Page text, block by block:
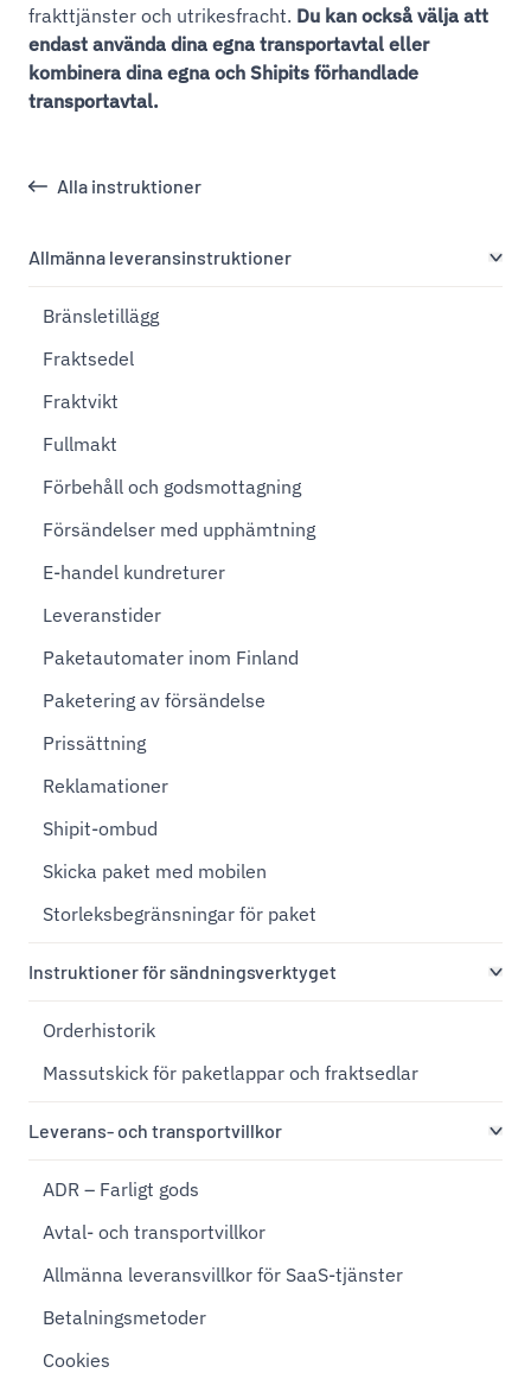
Alla instruktioner
Allmänna leveransinstruktioner
Bränsletillägg
Fraktsedel
Fraktvikt
Fullmakt
Förbehåll och godsmottagning
Försändelser med upphämtning
E-handel kundreturer
Leveranstider
Paketautomater inom Finland
Paketering av försändelse
Prissättning
Reklamationer
Shipit-ombud
Skicka paket med mobilen
Storleksbegränsningar för paket
Instruktioner för sändningsverktyget
Orderhistorik
Massutskick för paketlappar och fraktsedlar
Leverans- och transportvillkor
ADR – Farligt gods
Avtal- och transportvillkor
Allmänna leveransvillkor för SaaS-tjänster
Betalningsmetoder
Cookies
frakttjänster och utrikesfracht. Du kan också välja att
endast använda dina egna transportavtal eller
kombinera dina egna och Shipits förhandlade
transportavtal.